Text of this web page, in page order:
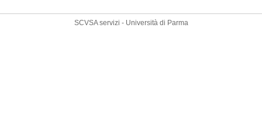
SCVSA servizi - Università di Parma